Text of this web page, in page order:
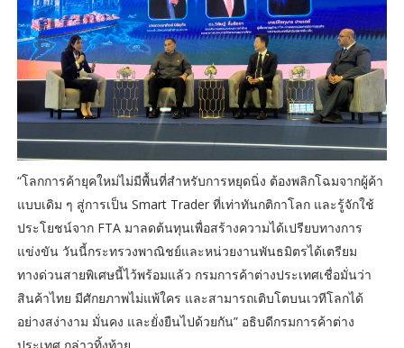
“โลกการค้ายุคใหม่ไม่มีพื้นที่สำหรับการหยุดนิ่ง ต้องพลิกโฉมจากผู้ค้า
แบบเดิม ๆ สู่การเป็น Smart Trader ที่เท่าทันกติกาโลก และรู้จักใช้
ประโยชน์จาก FTA มาลดต้นทุนเพื่อสร้างความได้เปรียบทางการ
แข่งขัน วันนี้กระทรวงพาณิชย์และหน่วยงานพันธมิตรได้เตรียม
ทางด่วนสายพิเศษนี้ไว้พร้อมแล้ว กรมการค้าต่างประเทศเชื่อมั่นว่า
สินค้าไทย มีศักยภาพไม่แพ้ใคร และสามารถเติบโตบนเวทีโลกได้
อย่างสง่างาม มั่นคง และยั่งยืนไปด้วยกัน” อธิบดีกรมการค้าต่าง